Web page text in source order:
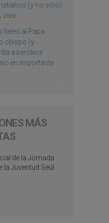
(y no sólo)
2026
fieles al Papa
obispo (y
a bendecir
en importante
MÁS
de la Jornada
la Juventud Seúl